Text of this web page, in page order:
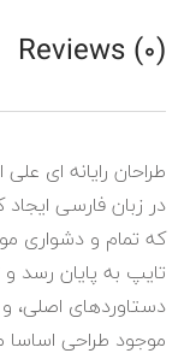
Reviews (0)
طراحان رایانه ای
در زبان فارسی
که تمام و دشواری
تایپ به پایان رسد
دستاوردهای اصلی،
موجود طراحی اساسا